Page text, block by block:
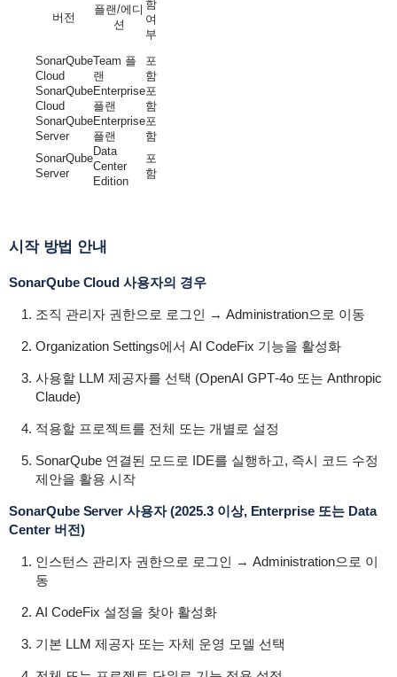
버전
플랜/에디
션
함
여
부
SonarQube
Cloud
Team 플
랜
포
함
SonarQube
Cloud
Enterprise
플랜
포
함
SonarQube
Server
Enterprise
플랜
포
함
SonarQube
Server
Data
Center
Edition
포
함
시작 방법 안내
SonarQube Cloud 사용자의 경우
조직 관리자 권한으로 로그인 → Administration으로 이동
Organization Settings에서 AI CodeFix 기능을 활성화
사용할 LLM 제공자를 선택 (OpenAI GPT‑4o 또는 Anthropic
Claude)
적용할 프로젝트를 전체 또는 개별로 설정
SonarQube 연결된 모드로 IDE를 실행하고, 즉시 코드 수정
제안을 활용 시작
SonarQube Server 사용자 (2025.3 이상, Enterprise 또는 Data
Center 버전)
인스턴스 관리자 권한으로 로그인 → Administration으로 이
동
AI CodeFix 설정을 찾아 활성화
기본 LLM 제공자 또는 자체 운영 모델 선택